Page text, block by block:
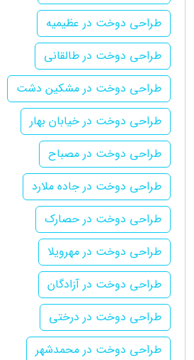
طراحی دوخت در عظیمیه
طراحی دوخت در طالقانی
طراحی دوخت در مشکین دشت
طراحی دوخت در خیابان بهار
طراحی دوخت در مصباح
طراحی دوخت در جاده ملارد
طراحی دوخت در حصارک
طراحی دوخت در مهرویلا
طراحی دوخت در آزادگان
طراحی دوخت در درختی
طراحی دوخت در محمدشهر